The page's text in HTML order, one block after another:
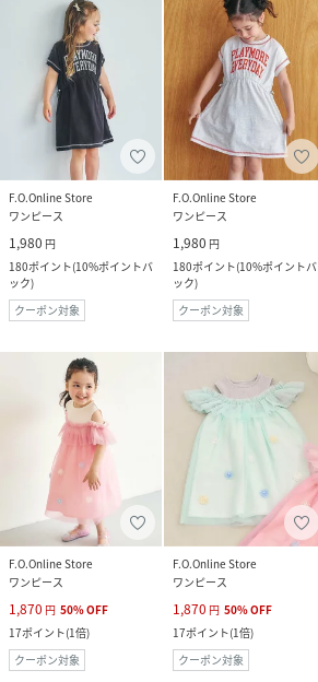
F.O.Online Store
ワンピース
1,980 円
180ポイント(10%ポイントバ
ック)
クーポン対象
F.O.Online Store
ワンピース
1,980 円
180ポイント(10%ポイントバ
ック)
クーポン対象
F.O.Online Store
ワンピース
1,870 円 50%OFF
17ポイント(1倍)
クーポン対象
F.O.Online Store
ワンピース
1,870 円 50%OFF
17ポイント(1倍)
クーポン対象